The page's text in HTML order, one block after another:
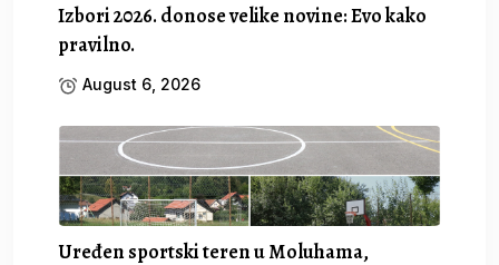
Izbori 2026. donose velike novine: Evo kako
pravilno.
August 6, 2026
Uređen sportski teren u Moluhama,